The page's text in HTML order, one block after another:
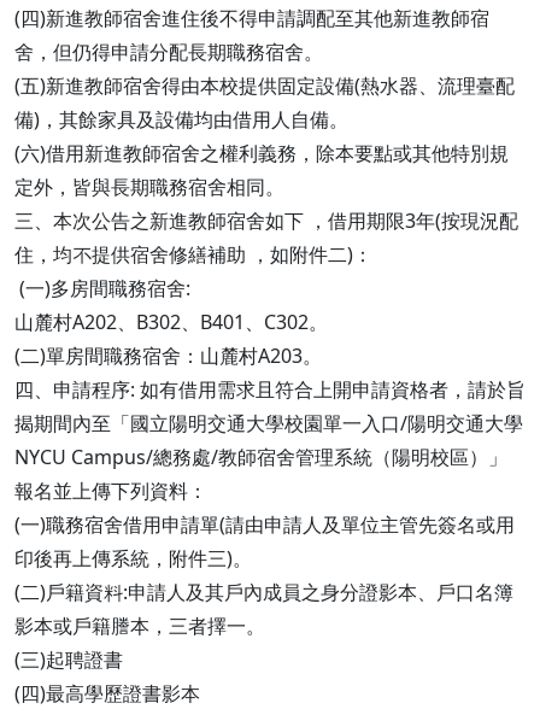
(四)新進教師宿舍進住後不得申請調配至其他新進教師宿
舍，但仍得申請分配長期職務宿舍。
(五)新進教師宿舍得由本校提供固定設備(熱水器、流理臺配
備)，其餘家具及設備均由借用人自備。
(六)借用新進教師宿舍之權利義務，除本要點或其他特別規
定外，皆與長期職務宿舍相同。
三、本次公告之新進教師宿舍如下 ，借用期限3年(按現況配
住，均不提供宿舍修繕補助 ，如附件二)：
(一)多房間職務宿舍:
山麓村A202、B302、B401、C302。
(二)單房間職務宿舍：山麓村A203。
四、申請程序: 如有借用需求且符合上開申請資格者，請於旨
揭期間內至「國立陽明交通大學校園單一入口/陽明交通大學
NYCU Campus/總務處/教師宿舍管理系統（陽明校區）」
報名並上傳下列資料：
(一)職務宿舍借用申請單(請由申請人及單位主管先簽名或用
印後再上傳系統，附件三)。
(二)戶籍資料:申請人及其戶內成員之身分證影本、戶口名簿
影本或戶籍謄本，三者擇一。
(三)起聘證書
(四)最高學歷證書影本